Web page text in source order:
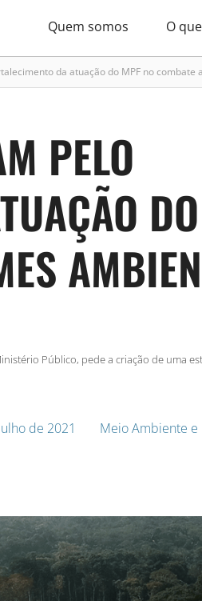
Quem somos O
da atuação do MPF no combate
PELO
Público, pede a criação de uma
de 2021 Meio Ambiente e